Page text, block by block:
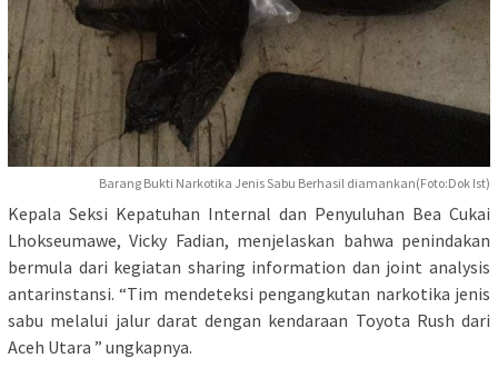
Barang Bukti Narkotika Jenis Sabu Berhasil diamankan(Foto:Dok Ist)
Kepala Seksi Kepatuhan Internal dan Penyuluhan Bea Cukai
Lhokseumawe, Vicky Fadian, menjelaskan bahwa penindakan
bermula dari kegiatan sharing information dan joint analysis
antarinstansi. “Tim mendeteksi pengangkutan narkotika jenis
sabu melalui jalur darat dengan kendaraan Toyota Rush dari
Aceh Utara ” ungkapnya.